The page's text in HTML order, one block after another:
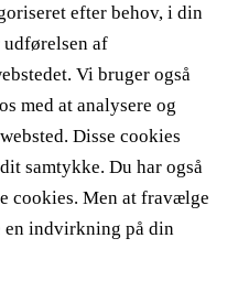
efter behov, i din
af
Vi bruger også
med at analysere og
Disse cookies
samtykke. Du har også
cookies. Men at fravælge
en indvirkning på din